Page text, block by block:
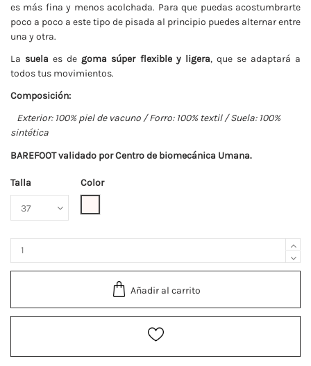
es más fina y menos acolchada. Para que puedas acostumbrarte
poco a poco a este tipo de pisada al principio puedes alternar entre
una y otra.
La suela es de goma súper flexible y ligera, que se adaptará a
todos tus movimientos.
Composición:
Exterior: 100% piel de vacuno / Forro: 100% textil / Suela: 100%
sintética
BAREFOOT validado por Centro de biomecánica Umana.
Talla
Color
Añadir al carrito